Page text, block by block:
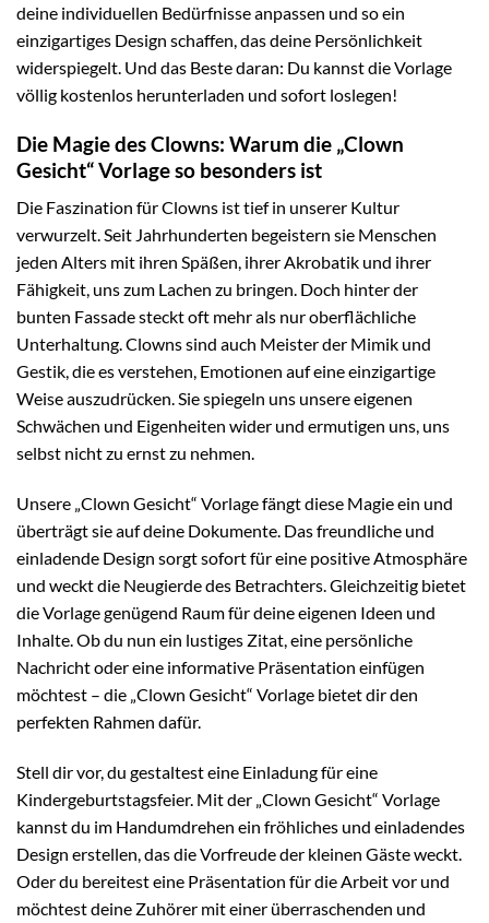
deine individuellen Bedürfnisse anpassen und so ein
einzigartiges Design schaffen, das deine Persönlichkeit
widerspiegelt. Und das Beste daran: Du kannst die Vorlage
völlig kostenlos herunterladen und sofort loslegen!
Die Magie des Clowns: Warum die „Clown
Gesicht“ Vorlage so besonders ist
Die Faszination für Clowns ist tief in unserer Kultur
verwurzelt. Seit Jahrhunderten begeistern sie Menschen
jeden Alters mit ihren Späßen, ihrer Akrobatik und ihrer
Fähigkeit, uns zum Lachen zu bringen. Doch hinter der
bunten Fassade steckt oft mehr als nur oberflächliche
Unterhaltung. Clowns sind auch Meister der Mimik und
Gestik, die es verstehen, Emotionen auf eine einzigartige
Weise auszudrücken. Sie spiegeln uns unsere eigenen
Schwächen und Eigenheiten wider und ermutigen uns, uns
selbst nicht zu ernst zu nehmen.
Unsere „Clown Gesicht“ Vorlage fängt diese Magie ein und
überträgt sie auf deine Dokumente. Das freundliche und
einladende Design sorgt sofort für eine positive Atmosphäre
und weckt die Neugierde des Betrachters. Gleichzeitig bietet
die Vorlage genügend Raum für deine eigenen Ideen und
Inhalte. Ob du nun ein lustiges Zitat, eine persönliche
Nachricht oder eine informative Präsentation einfügen
möchtest – die „Clown Gesicht“ Vorlage bietet dir den
perfekten Rahmen dafür.
Stell dir vor, du gestaltest eine Einladung für eine
Kindergeburtstagsfeier. Mit der „Clown Gesicht“ Vorlage
kannst du im Handumdrehen ein fröhliches und einladendes
Design erstellen, das die Vorfreude der kleinen Gäste weckt.
Oder du bereitest eine Präsentation für die Arbeit vor und
möchtest deine Zuhörer mit einer überraschenden und